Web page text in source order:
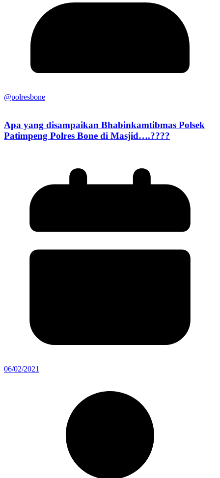
@polresbone
Apa yang disampaikan Bhabinkamtibmas Polsek
Patimpeng Polres Bone di Masjid….????
06/02/2021